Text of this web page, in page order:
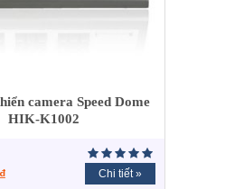
camera Speed Dome
HIK-K1002
₫ Chi tiết »